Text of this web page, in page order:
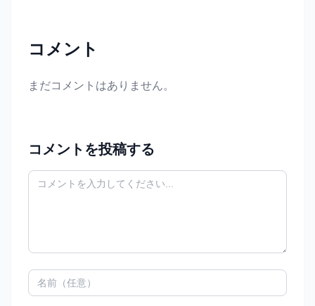
コメント
まだコメントはありません。
コメントを投稿する